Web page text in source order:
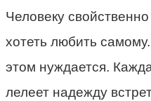
Человеку
хотеть любить
этом нуждается.
лелеет надежду